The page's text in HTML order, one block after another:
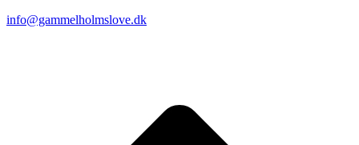
info@gammelholmslove.dk